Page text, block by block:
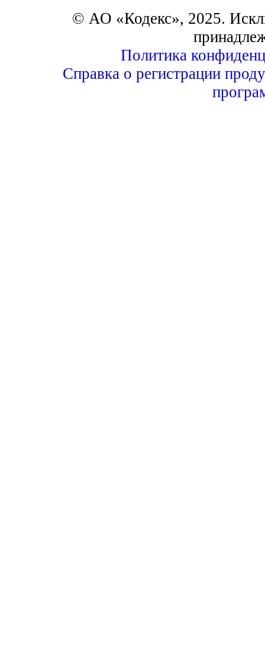
© АО «Кодекс», 2025.
Политика
Справка о регистрации